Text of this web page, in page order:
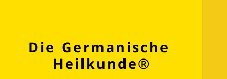
Die Germanische
Heilkunde®